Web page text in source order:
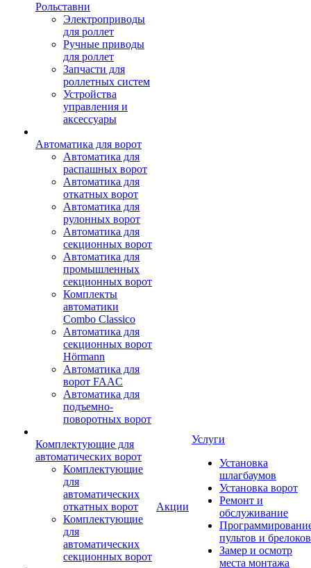
Рольставни
Электроприводы
для роллет
Ручные приводы
для роллет
Запчасти для
роллетных систем
Устройства
управления и
аксессуары
Автоматика для ворот
Автоматика для
распашных ворот
Автоматика для
откатных ворот
Автоматика для
рулонных ворот
Автоматика для
секционных ворот
Автоматика для
промышленных
секционных ворот
Комплекты
автоматики
Combo Classico
Автоматика для
секционных ворот
Hörmann
Автоматика для
ворот FAAC
Автоматика для
подъемно-
поворотных ворот
Комплектующие для
автоматических ворот
Комплектующие
для
автоматических
откатных ворот
Комплектующие
для
автоматических
секционных ворот
Акции
Услуги
Установка
шлагбаумов
Установка ворот
Ремонт и
обслуживание
пультов и брелоков
Замер и осмотр
места монтажа